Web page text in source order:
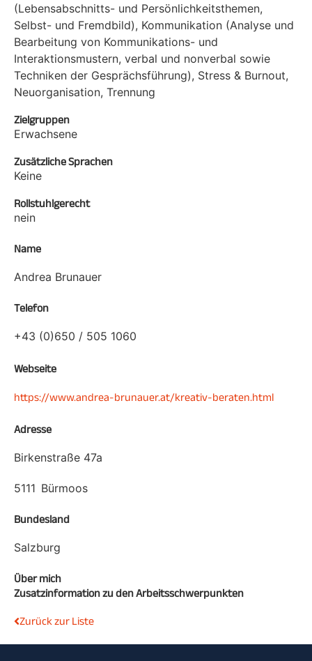
(Lebensabschnitts- und Persönlichkeitsthemen,
Selbst- und Fremdbild), Kommunikation (Analyse und
Bearbeitung von Kommunikations- und
Interaktionsmustern, verbal und nonverbal sowie
Techniken der Gesprächsführung), Stress & Burnout,
Neuorganisation, Trennung
Zielgruppen
Erwachsene
Zusätzliche Sprachen
Keine
Rollstuhlgerecht
nein
Name
Andrea Brunauer
Telefon
+43 (0)650 / 505 1060
Webseite
https://www.andrea-brunauer.at/kreativ-beraten.html
Adresse
Birkenstraße 47a
5111 Bürmoos
Bundesland
Salzburg
Über mich
Zusatzinformation zu den Arbeitsschwerpunkten
Zurück zur Liste